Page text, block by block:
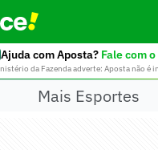
Ajuda com Aposta? Fale com
da Fazenda adverte: Aposta não é
Mais Esportes